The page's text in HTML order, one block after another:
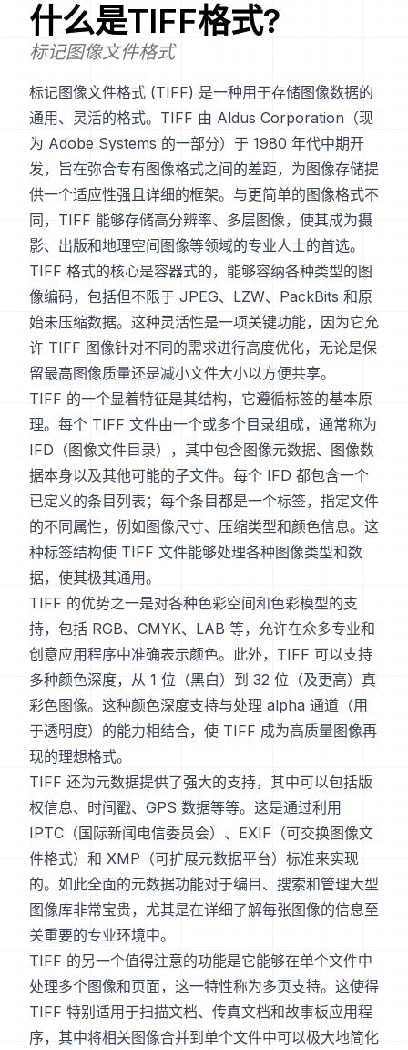
什么是TIFF格式?
标记图像文件格式
标记图像文件格式 (TIFF) 是一种用于存储图像数据的
通用、灵活的格式。TIFF 由 Aldus Corporation（现
为 Adobe Systems 的一部分）于 1980 年代中期开
发，旨在弥合专有图像格式之间的差距，为图像存储提
供一个适应性强且详细的框架。与更简单的图像格式不
同，TIFF 能够存储高分辨率、多层图像，使其成为摄
影、出版和地理空间图像等领域的专业人士的首选。
TIFF 格式的核心是容器式的，能够容纳各种类型的图
像编码，包括但不限于 JPEG、LZW、PackBits 和原
始未压缩数据。这种灵活性是一项关键功能，因为它允
许 TIFF 图像针对不同的需求进行高度优化，无论是保
留最高图像质量还是减小文件大小以方便共享。
TIFF 的一个显着特征是其结构，它遵循标签的基本原
理。每个 TIFF 文件由一个或多个目录组成，通常称为
IFD（图像文件目录），其中包含图像元数据、图像数
据本身以及其他可能的子文件。每个 IFD 都包含一个
已定义的条目列表；每个条目都是一个标签，指定文件
的不同属性，例如图像尺寸、压缩类型和颜色信息。这
种标签结构使 TIFF 文件能够处理各种图像类型和数
据，使其极其通用。
TIFF 的优势之一是对各种色彩空间和色彩模型的支
持，包括 RGB、CMYK、LAB 等，允许在众多专业和
创意应用程序中准确表示颜色。此外，TIFF 可以支持
多种颜色深度，从 1 位（黑白）到 32 位（及更高）真
彩色图像。这种颜色深度支持与处理 alpha 通道（用
于透明度）的能力相结合，使 TIFF 成为高质量图像再
现的理想格式。
TIFF 还为元数据提供了强大的支持，其中可以包括版
权信息、时间戳、GPS 数据等等。这是通过利用
IPTC（国际新闻电信委员会）、EXIF（可交换图像文
件格式）和 XMP（可扩展元数据平台）标准来实现
的。如此全面的元数据功能对于编目、搜索和管理大型
图像库非常宝贵，尤其是在详细了解每张图像的信息至
关重要的专业环境中。
TIFF 的另一个值得注意的功能是它能够在单个文件中
处理多个图像和页面，这一特性称为多页支持。这使得
TIFF 特别适用于扫描文档、传真文档和故事板应用程
序，其中将相关图像合并到单个文件中可以极大地简化